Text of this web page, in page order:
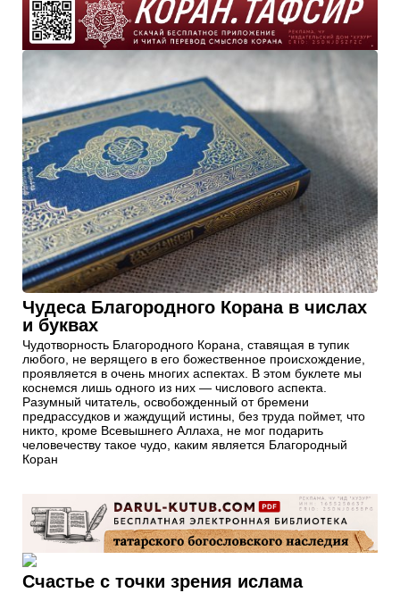
Чудеса Благородного Корана в числах
и буквах
Чудотворность Благородного Корана, ставящая в тупик
любого, не верящего в его божественное происхождение,
проявляется в очень многих аспектах. В этом буклете мы
коснемся лишь одного из них — числового аспекта.
Разумный читатель, освобожденный от бремени
предрассудков и жаждущий истины, без труда поймет, что
никто, кроме Всевышнего Аллаха, не мог подарить
человечеству такое чудо, каким является Благородный
Коран
Счастье с точки зрения ислама